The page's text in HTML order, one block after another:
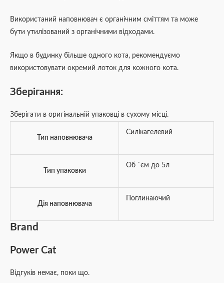
Використаний наповнювач є органічним сміттям та може
бути утилізований з органічними відходами.
Якщо в будинку більше одного кота, рекомендуємо
використовувати окремий лоток для кожного кота.
Зберігання:
Зберігати в оригінальній упаковці в сухому місці.
Тип наповнювача
Силікагелевий
Тип упаковки
Об `єм до 5л
Дія наповнювача
Поглинаючий
Brand
Power Cat
Відгуків немає, поки що.